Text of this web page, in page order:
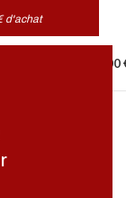
0,00
d'achat